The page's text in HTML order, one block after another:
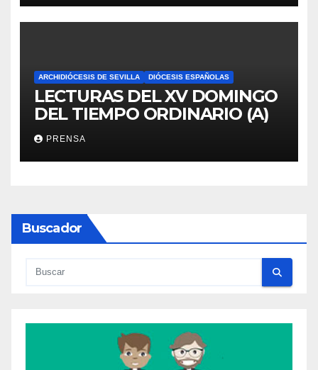
ARCHIDIÓCESIS DE SEVILLA DIÓCESIS ESPAÑOLAS
LECTURAS DEL XV DOMINGO
DEL TIEMPO ORDINARIO (A)
PRENSA
Buscador